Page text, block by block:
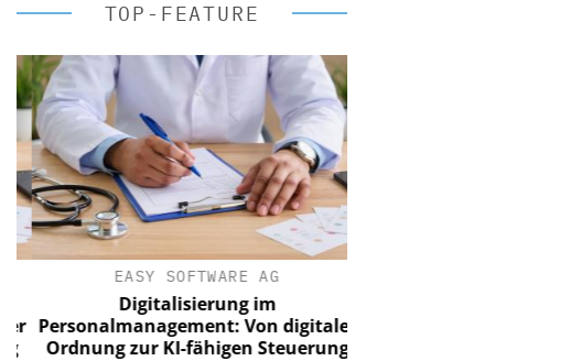
TOP-FEATURE
EASY SOFTWARE AG
Digitalisierung im
Personalmanagement: Von digitaler
Ordnung zur KI-fähigen Steuerung